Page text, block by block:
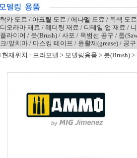
락카 도료 / 아크릴 도료 / 에나멜 도료 / 특색 도료
디오라마 재료 / 웨더링 재료 / 디테일 업 재료 /
플라이어 / 붓(Brush) / 사포 / 목범선 공구 / 톱
크/앞치마 / 마스킹 테이프 / 윤활제(grease) / 공
현재위치 : 프라모델 > 모델링용품 > 붓(Brush) >